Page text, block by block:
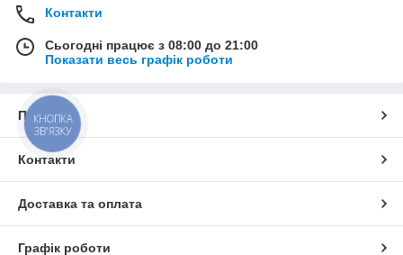
Контакти
Сьогодні працює з 08:00 до 21:00
Показати весь графік роботи
Про нас
Контакти
Доставка та оплата
Графік роботи
КНОПКА
ЗВ'ЯЗКУ